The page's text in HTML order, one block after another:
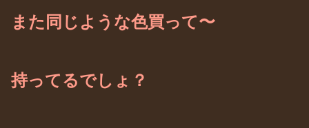
また同じような色買って〜
持ってるでしょ？